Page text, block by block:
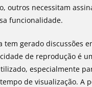
outros necessitam
funcionalidade.
tem gerado discussões
de reprodução é
especialmente
de visualização. A